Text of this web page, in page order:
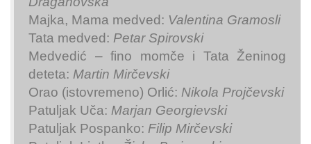
Majka, Mama medved: Valentina Gramosli
Tata medved: Petar Spirovski
Medvedić – fino momče i Tata Ženinog
deteta: Martin Mirčevski
Orao (istovremeno) Orlić: Nikola Projčevski
Patuljak Uča: Marjan Georgievski
Patuljak Pospanko: Filip Mirčevski